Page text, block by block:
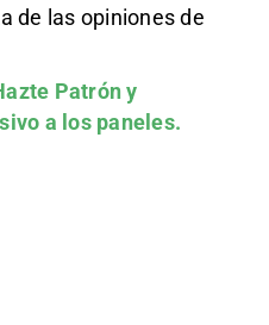
de las opiniones de
Patróny
a los paneles.